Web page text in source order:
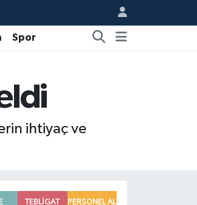
Spor
ihtiyaç ve